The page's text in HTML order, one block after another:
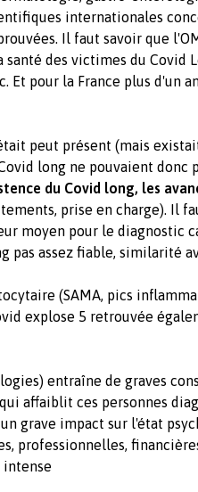
internationales
Il faut savoir que
des victimes du Covid
Et pour la France plus d'un
peut présent (mais
long ne pouvaient donc
du Covid long, les
prise en charge). Il
moyen pour le diagnostic
pas assez fiable, similarité
(SAMA, pics
explose 5 retrouvée
entraîne de graves
affaiblit ces personnes
grave impact sur l'état
professionnelles,
intense